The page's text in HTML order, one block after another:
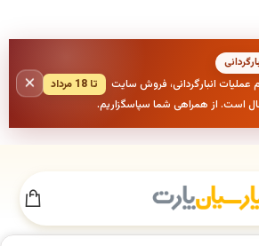
عملیات انبارگردانی، فروش سایت
تا 18 مرداد
است. از همراهی شما سپاسگزاریم.
×